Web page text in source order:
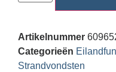
Artikelnummer
Categorieën Eilandfun
Strandvondsten